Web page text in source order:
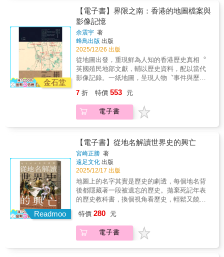
事》，以醫學慈善的角度介紹何魯西去手術一
事1840年6月21日 第一次中英鴉片戰爭爆發
1981年10月31日 蓋伊醫院紀念何魯手術150
週年，舉辦相關演講並邀請畫家艾倫重新繪製
何魯畫像2011年 戈登病理學博物館舉辦「中國
腫瘤」演講，向觀眾介紹何魯油畫和他的故事
2020年 蘇精《西醫來華十記》首次在中文世
界全面介紹何魯手術
（Hoo Loo）的真實姓名該怎麼寫、怎麼讀然
而，就是這小人物的命運，映照出中西往來即
將面臨的政治與文化碰撞◆何魯之死大事紀
1828年 何魯至澳門眼科醫院求診，醫生郭雷
樞建議他前往倫敦求醫1830年底 何魯在孟買
乘坐「阿索爾公爵夫人」號啟程前去英國1831
年4月9日下午1點15分 何魯的腫瘤切除手術持
續1小時44分鐘，以失敗告終1831年4月19日
針》、《泰晤士報》等報刊大量刊登關於何魯
手術的報導，一個月內累積達百餘篇文章1831
年5月2日 以何魯病容為象徵的政治諷刺漫畫
《何魯朱，別名約翰牛和醫生們》發表1834
事》，以醫學慈善的角度介紹何魯西去手術一
事1840年6月21日 第一次中英鴉片戰爭爆發
1981年10月31日 蓋伊醫院紀念何魯手術150
週年，舉辦相關演講並邀請畫家艾倫重新繪製
何魯畫像2011年 戈登病理學博物館舉辦「中國
腫瘤」演講，向觀眾介紹何魯油畫和他的故事
2020年 蘇精《西醫來華十記》首次在中文世
界全面介紹何魯手術
說形式書寫新聞事件或當代重大社會、政治、
歷史議題的作品。★波爾多蒙田獎 (Prix
Montaigne de Bordeaux)，表彰具有人文主
義、寬容自由價值觀的作品。熱烈推薦DQ地球
圖輯隊Jerome Yang 楊佳榮｜《旅行熱炒店》
Podcast 主持人阿潑｜文字工作者房慧真｜作
家張育軒｜說說伊朗創辦人許菁芳｜作家黃麗
如｜旅行作家各界推薦「一段不同凡響的旅行
結合了附照片的旅行札記、歷史提要、對尼可
拉．布維耶的致敬，以及對勇氣與冒險的思
索。一部生動的敘事，同時輕盈而深刻，讀來
引人入勝。」－－《世界報》(Le Monde) 「真
實展現了常被醜化、最終卻鮮為人知的國家的
脈動……完全沒有落入東方主義的窠臼，為我
們展現了一個幾乎不可能親身前往的世界角
落。」－－《時尚》法國版(Vogue France)「德
澤哈布在伊朗爆發叛亂運動之際前往當地，並
帶回一本獨特的書。」－－《觀點》(Le Point)
「這本書讓人感受到旅行者筆記與見證的張
力；作者的飛行之旅與實地穿越為讀者提供了
一種對伊朗政治與日常生活並行觀察的視角，
讓我們不只是看見抗議，更看見人的存在與恐
期刊）「細緻描繪伊朗人民在寒冬中忍耐的生
活與他們的勇氣。他不僅遵循布維耶的路線，
也使旅程變成對抗壓迫者的見證；這是一次與
子、笛卡兒、佛洛伊德組成美男天團，把文化
史「演」給你看！★大量全彩圖表＋重點劃
記！升學補習班名師撰寫，精簡扼要的「重點
劃記」＋「事件年表」，只看重點也能快速掌
握關鍵知識！★〔哲學起源、三大宗教、現代
思想〕一網打盡！從「人物故事」了解哲學思
想與當時的歷史脈絡，開心讀漫畫也能吸收人
文、歷史必備素養！👍點讚推薦★Tey│小學生
都在看什麼書 版主★王文仁｜文科教授跨域國
文學習筆記 版主★周詠盛│哲學開箱文 版主★
(小熊媽)｜親職、繪本作家🤩讀者好評「一提到
哲學思想或宗教，總會有很困難、搞不太懂的
印象，但這本書以漫畫方式介紹重要人物，詳
思想，讓人不知不覺受到吸引，一直讀下去。
漫畫後面還有有名的相澤老師進行解說，讓人
更能非常清楚地理解內容。」「因為想作為一
般通識來了解，所以把這本書完整讀完了。內
容非常好閱讀，分成『漫畫呈現的部分』與
『解說的部分』，因此相當容易理解。如果想
要入門哲學、倫理，這本書非常合適作為第一
倫理與哲學，關鍵知識卻很淺薄的人來說，這
是一本非常有用的書。」
________________________________________
金石堂
【電子書】界限之南：香港的地圖檔案與
影像記憶
余震宇 著
蜂鳥出版 出版
2025/12/26 出版
從地圖出發，重現鮮為人知的香港歷史真相︒
英國殖民地部文獻，輔以歷史資料，配以當代
影像記錄。一紙地圖，呈現人物︑事件與歷史
人知的一面，還原更立體、更有力量的香港歷
史真相︒***「地圖並不是客觀的記錄，而是權
力的證明︒」九龍半島的歷史，是權力︑利益
尖沙咀黃金地段，到旺角洗衣街等農地被賤價
收購，土地規劃的背後，原來盡是難以言說的
權謀力量。以當代影像記錄今天的九龍半島，
再以地圖還原半島的發展真相，解封真實歷
史。本書特色 ．本書以地圖出發，圖文並茂講
解香港歷史鮮為人知的故事，例如九龍半島曾
經計劃興建電車系統。．本書圖片由著名的
《香港遺美》版主林曉敏操刀．本書書衣打開
後，是一幅香港的舊地圖，總結了本書的重
7 折 特價 553 元
電子書
Readmoo
【電子書】從地名解讀世界史的興亡
宮崎正勝 著
遠足文化 出版
2025/12/17 出版
地圖上的名字其實是歷史的劇透，每個地名背
後都隱藏著一段被遺忘的歷史。拋棄死記年表
的歷史教科書，換個視角看歷史，輕鬆又饒富
遷，讓複雜的歷史浮上檯面。為什麼印度被稱
為「天竺」？為什麼紐約一開始被稱作「新阿
姆斯特丹」？耶路撒冷如何成為三大宗教的聖
特價 280 元
電子書